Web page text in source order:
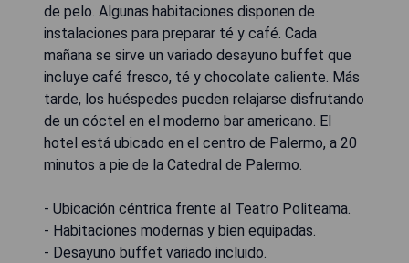
de pelo. Algunas habitaciones disponen de
instalaciones para preparar té y café. Cada
mañana se sirve un variado desayuno buffet que
incluye café fresco, té y chocolate caliente. Más
tarde, los huéspedes pueden relajarse disfrutando
de un cóctel en el moderno bar americano. El
hotel está ubicado en el centro de Palermo, a 20
minutos a pie de la Catedral de Palermo.
- Ubicación céntrica frente al Teatro Politeama.
- Habitaciones modernas y bien equipadas.
- Desayuno buffet variado incluido.